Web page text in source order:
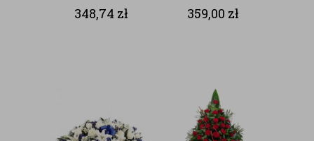
348,74 zł
- NATURALNY
359,00 zł